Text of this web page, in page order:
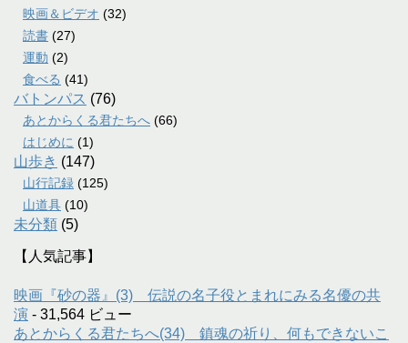
映画＆ビデオ (32)
読書 (27)
運動 (2)
食べる (41)
バトンパス (76)
あとからくる君たちへ (66)
はじめに (1)
山歩き (147)
山行記録 (125)
山道具 (10)
未分類 (5)
【人気記事】
映画『砂の器』(3) 伝説の名子役とまれにみる名優の共
演 - 31,564 ビュー
あとからくる君たちへ(34) 鎮魂の祈り、何もできないこ